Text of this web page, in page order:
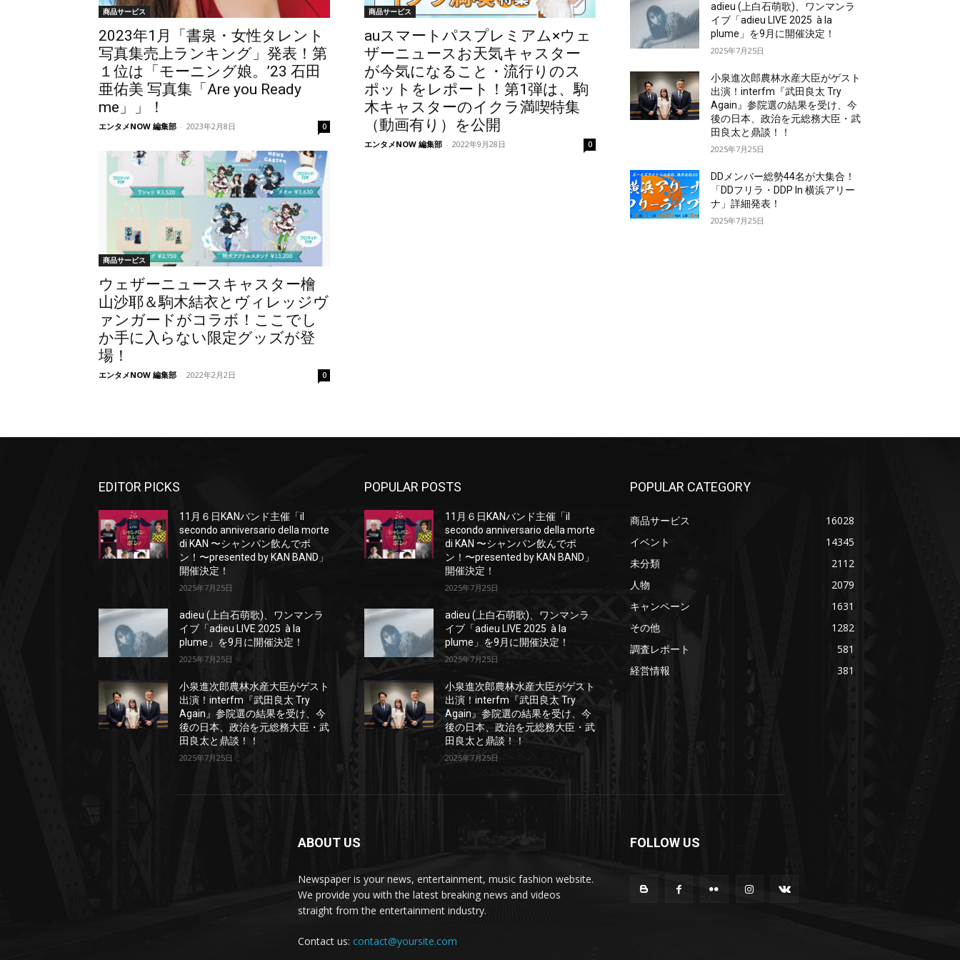
商品サービス
2023年1月「書泉・女性タレント
写真集売上ランキング」発表！第
１位は「モーニング娘。’23 石田
亜佑美 写真集「Are you Ready
me」」！
エンタメNOW 編集部 - 2023年2月8日 0
商品サービス
auスマートパスプレミアム×ウェ
ザーニュースお天気キャスター
が今気になること・流行りのス
ポットをレポート！第1弾は、駒
木キャスターのイクラ満喫特集
（動画有り）を公開
エンタメNOW 編集部 - 2022年9月28日 0
商品サービス
ウェザーニュースキャスター檜
山沙耶＆駒木結衣とヴィレッジヴ
ァンガードがコラボ！ここでし
か手に入らない限定グッズが登
場！
エンタメNOW 編集部 - 2022年2月2日 0
adieu (上白石萌歌)、ワンマンラ
イブ「adieu LIVE 2025 à la
plume」を9月に開催決定！
2025年7月25日
小泉進次郎農林水産大臣がゲスト
出演！interfm『武田良太 Try
Again』参院選の結果を受け、今
後の日本、政治を元総務大臣・武
田良太と鼎談！！
2025年7月25日
DDメンバー総勢44名が大集合！
「DDフリラ・DDP In 横浜アリー
ナ」詳細発表！
2025年7月25日
EDITOR PICKS
11月６日KANバンド主催「il
secondo anniversario della morte
di KAN 〜シャンパン飲んでポ
ン！〜presented by KAN BAND」
開催決定！
2025年7月25日
adieu (上白石萌歌)、ワンマンラ
イブ「adieu LIVE 2025 à la
plume」を9月に開催決定！
2025年7月25日
小泉進次郎農林水産大臣がゲスト
出演！interfm『武田良太 Try
Again』参院選の結果を受け、今
後の日本、政治を元総務大臣・武
田良太と鼎談！！
2025年7月25日
POPULAR POSTS
11月６日KANバンド主催「il
secondo anniversario della morte
di KAN 〜シャンパン飲んでポ
ン！〜presented by KAN BAND」
開催決定！
2025年7月25日
adieu (上白石萌歌)、ワンマンラ
イブ「adieu LIVE 2025 à la
plume」を9月に開催決定！
2025年7月25日
小泉進次郎農林水産大臣がゲスト
出演！interfm『武田良太 Try
Again』参院選の結果を受け、今
後の日本、政治を元総務大臣・武
田良太と鼎談！！
2025年7月25日
POPULAR CATEGORY
商品サービス
16028
イベント
14345
未分類
2112
人物
2079
キャンペーン
1631
その他
1282
調査レポート
581
経営情報
381
ABOUT US
Newspaper is your news, entertainment, music fashion website.
We provide you with the latest breaking news and videos
straight from the entertainment industry.
Contact us: contact@yoursite.com
FOLLOW US